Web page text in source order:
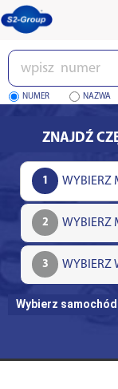
Wpisz
numer
NUMER NAZWA
ZNAJDŹ
1
2
3
Wybierz samochód